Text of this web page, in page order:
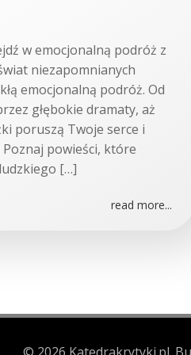
w emocjonalną podróż z
niezapomnianych
emocjonalną podróż. Od
głębokie dramaty, aż
poruszą Twoje serce i
powieści, które
[…]
read more...